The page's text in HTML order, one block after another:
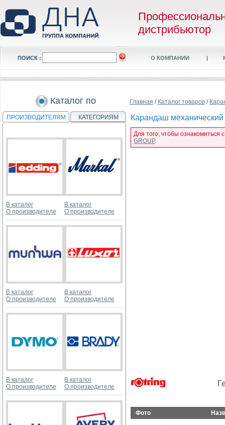
дистрибьютор
ПОИСК : О КОМПАНИИ |
Каталог по
ПРОИЗВОДИТЕЛЯМ КАТЕГОРИЯМ
В каталог
О производителе
В каталог
О производителе
В каталог
О производителе
В каталог
О производителе
В каталог
О производителе
В каталог
О производителе
Главная / Каталог товаров /
Карандаш
Для того, чтобы ознакомиться
GROUP.
Фото